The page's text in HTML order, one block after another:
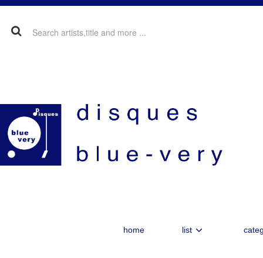
home list